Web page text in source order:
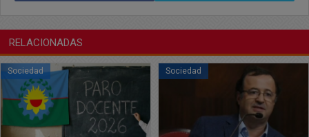
RELACIONADAS
Sociedad Sociedad